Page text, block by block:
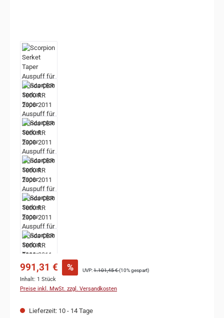
991,31 € % UVP:1.101,45 €(10% gespart)
Inhalt: 1 Stück
Preise inkl. MwSt. zzgl. Versandkosten
Lieferzeit: 10 - 14 Tage